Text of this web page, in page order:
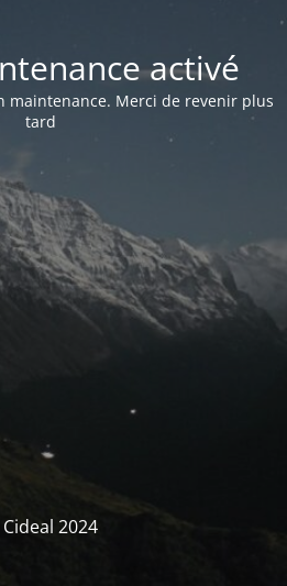
activé
maintenance. Merci de revenir plus
tard
2024